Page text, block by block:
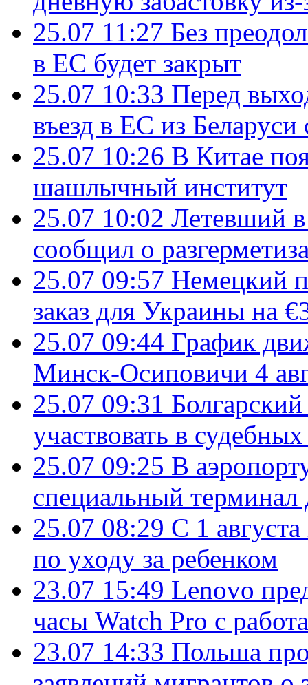
25.07 11:27 Без
в ЕС будет закрыт
25.07 10:33 Перед
въезд в ЕС из Беларуси
25.07 10:26 В Китае
шашлычный институт
25.07 10:02 Летевший
сообщил о
25.07 09:57 Немецкий
заказ для Украины на
25.07 09:44 График
Минск-Осиповичи 4
25.07 09:31
участвовать в
25.07 09:25 В
специальный терминал
25.07 08:29 С 1
по уходу за ребенком
23.07 15:49 Lenovo
часы Watch Pro с
23.07 14:33 Польша